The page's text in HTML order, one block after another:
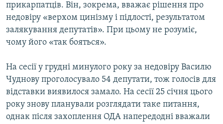
прикарпатців. Він, зокрема, вважає рішення про
недовіру «верхом цинізму і підлості, результатом
залякування депутатів». При цьому не розуміє,
чому його «так бояться».
На сесії у грудні минулого року за недовіру Василю
Чуднову проголосувало 54 депутати, тож голосів для
відставки виявилося замало. На сесії 25 січня цього
року знову планували розглядати таке питання,
однак після захоплення ОДА напередодні вважали